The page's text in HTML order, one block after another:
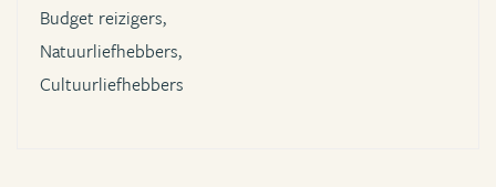
Budget reizigers,
Natuurliefhebbers,
Cultuurliefhebbers